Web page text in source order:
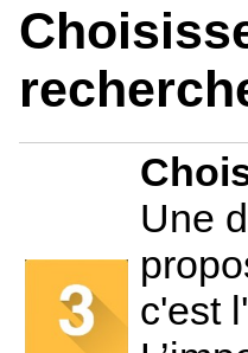
Une
c'est